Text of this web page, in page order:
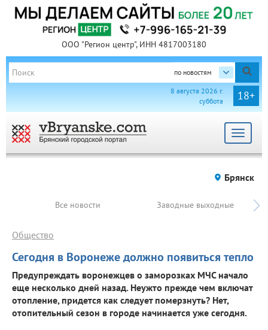
ООО "Регион центр", ИНН 4817003180
по новостям
18+
8 августа 2026 г.
суббота
Toggle
Брянск
Все новости Заводные выходные
Сегодня в Воронеже должно появиться тепло
Общество
Предупреждать воронежцев о заморозках МЧС начало
еще несколько дней назад. Неужто прежде чем включат
отопление, придется как следует померзнуть? Нет,
отопительный сезон в городе начинается уже сегодня.